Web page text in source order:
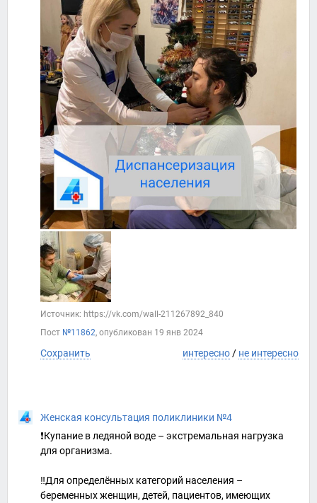
Источник: https://vk.com/wall-211267892_840
Пост №11862, опубликован 19 янв 2024
Сохранить интересно / не интересно
Женская консультация поликлиники №4
❗️Купание в ледяной воде – экстремальная нагрузка
для организма.
‼️Для определённых категорий населения –
беременных женщин, детей, пациентов, имеющих